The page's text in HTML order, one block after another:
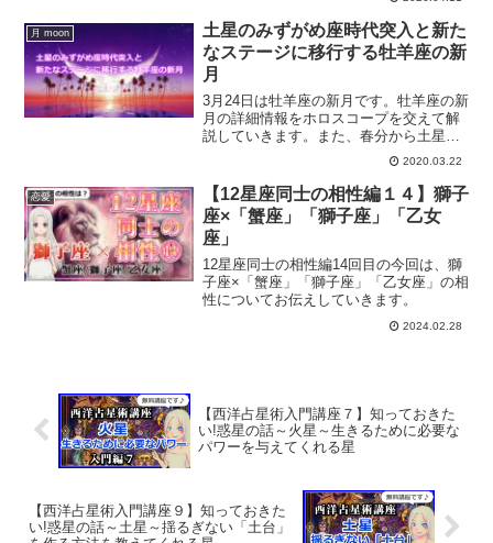
月 moon
土星のみずがめ座時代突入と新た
なステージに移行する牡羊座の新
月
3月24日は牡羊座の新月です。牡羊座の新
月の詳細情報をホロスコープを交えて解
説していきます。また、春分から土星の
水瓶座入りについて、これからの新しい
時代に向けて何をすればいいのか？につ
いても合わせて解説していきます。
2020.03.22
恋愛
【12星座同士の相性編１４】獅子
座×「蟹座」「獅子座」「乙女
座」
12星座同士の相性編14回目の今回は、獅
子座×「蟹座」「獅子座」「乙女座」の相
性についてお伝えしていきます。
2024.02.28
【西洋占星術入門講座７】知っておきた
い!惑星の話～火星～生きるために必要な
パワーを与えてくれる星
【西洋占星術入門講座９】知っておきた
い!惑星の話～土星～揺るぎない「土台」